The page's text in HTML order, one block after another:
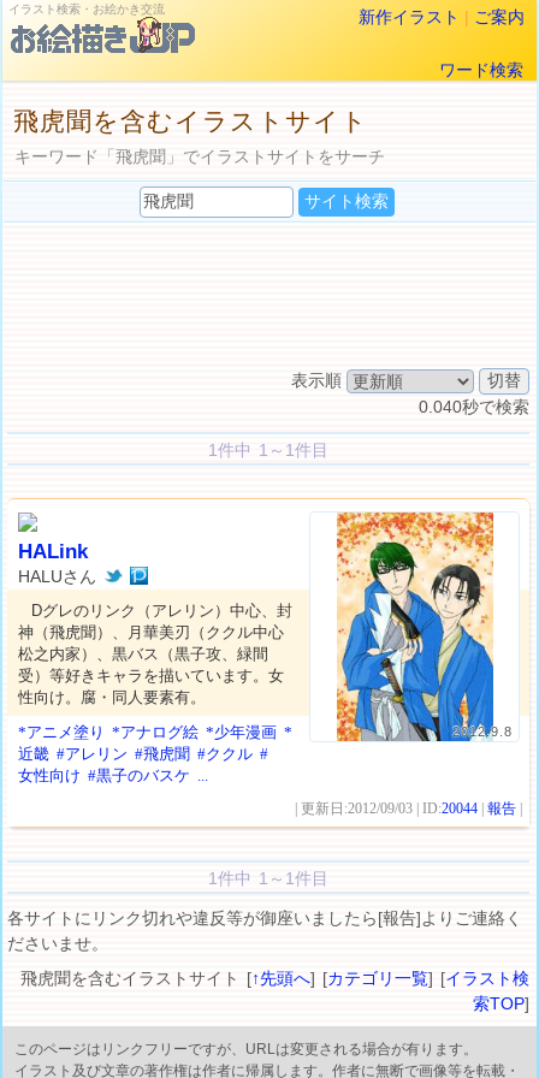
イラスト検索・お絵かき交流 新作イラスト | ご案内
ワード検索
飛虎聞を含むイラストサイト
キーワード「飛虎聞」でイラストサイトをサーチ
表示順
0.040秒で検索
1件中 1～1件目
2012.9.8
HALink
HALUさん
Dグレのリンク（アレリン）中心、封
神（飛虎聞）、月華美刃（ククル中心
松之内家）、黒バス（黒子攻、緑間
受）等好きキャラを描いています。女
性向け。腐・同人要素有。
*アニメ塗り
*アナログ絵 *少年漫画 *
近畿 #アレリン #飛虎聞 #ククル #
女性向け #黒子のバスケ ...
| 更新日:2012/09/03 | ID:20044 |報告
1件中 1～1件目
各サイトにリンク切れや違反等が御座いましたら[報告]よりご連絡く
ださいませ。
飛虎聞を含むイラストサイト [↑先頭へ] [カテゴリ一覧] [イラスト検
索TOP]
このページはリンクフリーですが、URLは変更される場合が有ります。
イラスト及び文章の著作権は作者に帰属します。作者に無断で画像等を転載・